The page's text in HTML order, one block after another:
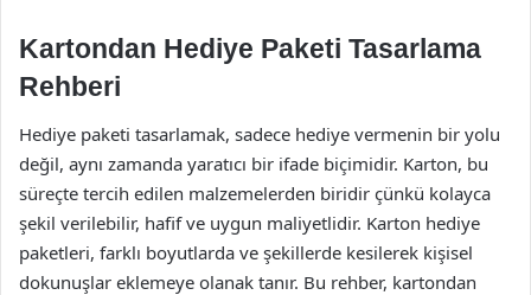
Kartondan Hediye Paketi Tasarlama
Rehberi
Hediye paketi tasarlamak, sadece hediye vermenin bir yolu
değil, aynı zamanda yaratıcı bir ifade biçimidir. Karton, bu
süreçte tercih edilen malzemelerden biridir çünkü kolayca
şekil verilebilir, hafif ve uygun maliyetlidir. Karton hediye
paketleri, farklı boyutlarda ve şekillerde kesilerek kişisel
dokunuşlar eklemeye olanak tanır. Bu rehber, kartondan